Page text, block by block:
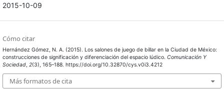
2015-10-09
Cómo citar
Hernández Gómez, N. A. (2015). Los salones de juego de billar en la Ciudad de México:
construcciones de significación y diferenciación del espacio lúdico. Comunicación Y
Sociedad, 2(3), 165–188. https://doi.org/10.32870/cys.v0i3.4212
Más formatos de cita